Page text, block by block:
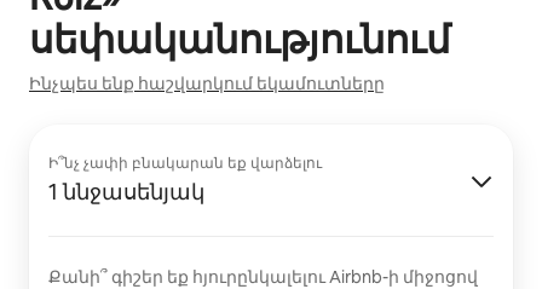
սեփականությունում
Ինչպես ենք հաշվարկում եկամուտները
Ի՞նչ չափի բնակարան եք վարձելու
1 ննջասենյակ
Քանի՞ գիշեր եք հյուրընկալելու Airbnb-ի միջոցով